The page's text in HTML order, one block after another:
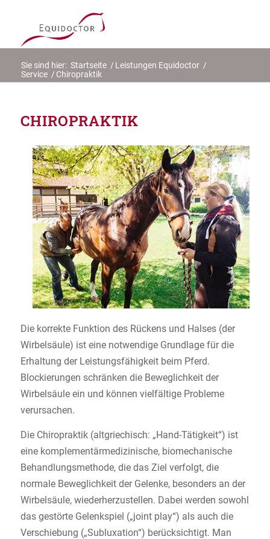
Sie sind hier: Startseite / Leistungen Equidoctor /
Service / Chiropraktik
CHIROPRAKTIK
Die korrekte Funktion des Rückens und Halses (der
Wirbelsäule) ist eine notwendige Grundlage für die
Erhaltung der Leistungsfähigkeit beim Pferd.
Blockierungen schränken die Beweglichkeit der
Wirbelsäule ein und können vielfältige Probleme
verursachen.
Die Chiropraktik (altgriechisch: „Hand-Tätigkeit“) ist
eine komplementärmedizinische, biomechanische
Behandlungsmethode, die das Ziel verfolgt, die
normale Beweglichkeit der Gelenke, besonders an der
Wirbelsäule, wiederherzustellen. Dabei werden sowohl
das gestörte Gelenkspiel („joint play“) als auch die
Verschiebung („Subluxation“) berücksichtigt. Man